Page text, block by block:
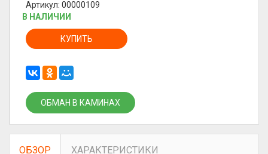
Артикул: 00000109
В НАЛИЧИИ
КУПИТЬ
ОБМАН В КАМИНАХ
ОБЗОР ХАРАКТЕРИСТИКИ